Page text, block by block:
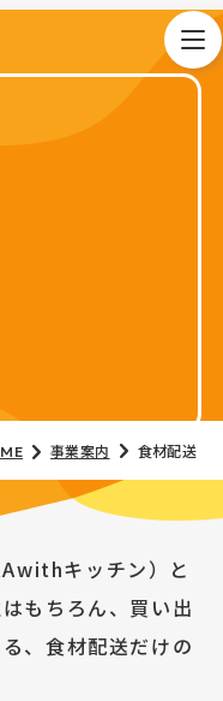
事業案内 食材配送
キッチン）と
もちろん、 買い出
、食材配送だけの